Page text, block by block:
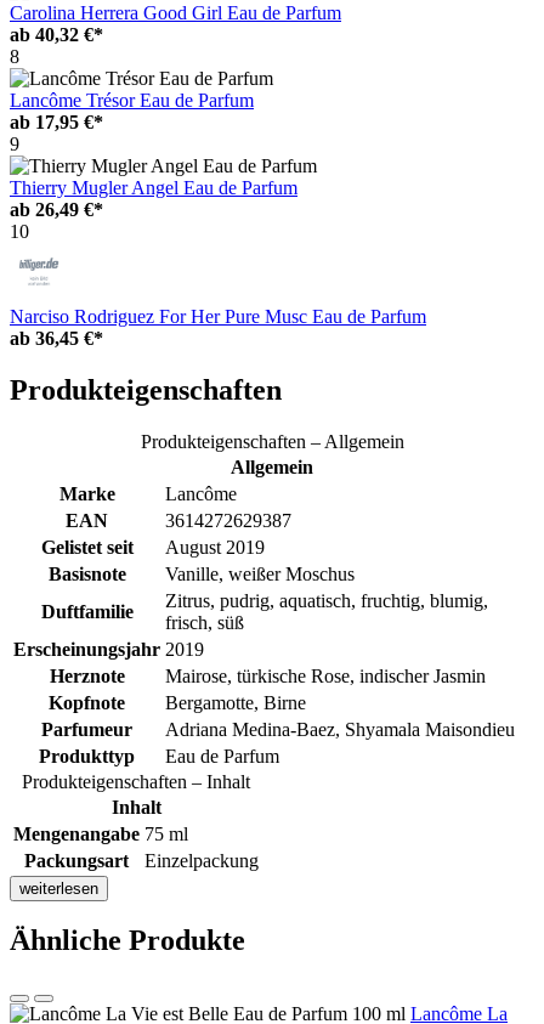
Carolina Herrera Good Girl Eau de Parfum
ab 40,32 €*
8
Lancôme Trésor Eau de Parfum
ab 17,95 €*
9
Thierry Mugler Angel Eau de Parfum
ab 26,49 €*
10
Narciso Rodriguez For Her Pure Musc Eau de Parfum
ab 36,45 €*
Produkteigenschaften
Produkteigenschaften – Allgemein
Allgemein
Marke
Lancôme
EAN
3614272629387
Gelistet seit
August 2019
Basisnote
Vanille, weißer Moschus
Duftfamilie
Zitrus, pudrig, aquatisch, fruchtig, blumig,
frisch, süß
Erscheinungsjahr 2019
Herznote
Mairose, türkische Rose, indischer Jasmin
Kopfnote
Bergamotte, Birne
Parfumeur
Adriana Medina-Baez, Shyamala Maisondieu
Produkttyp
Eau de Parfum
Produkteigenschaften – Inhalt
Inhalt
Mengenangabe 75 ml
Packungsart
Einzelpackung
weiterlesen
Ähnliche Produkte
Lancôme La